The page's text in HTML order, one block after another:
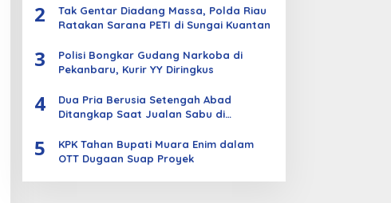
2
Tak Gentar Diadang Massa, Polda Riau
Ratakan Sarana PETI di Sungai Kuantan
3
Polisi Bongkar Gudang Narkoba di
Pekanbaru, Kurir YY Diringkus
4
Dua Pria Berusia Setengah Abad
Ditangkap Saat Jualan Sabu di
5
KPK Tahan Bupati Muara Enim dalam
OTT Dugaan Suap Proyek